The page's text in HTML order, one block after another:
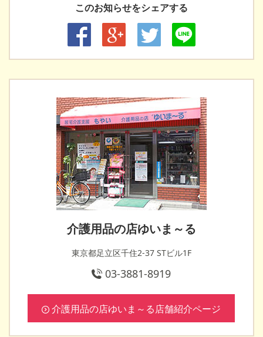
このお知らせをシェアする
介護用品の店ゆいま～る
東京都足立区千住2-37 STビル1F
03-3881-8919
介護用品の店ゆいま～る店舗紹介ページ